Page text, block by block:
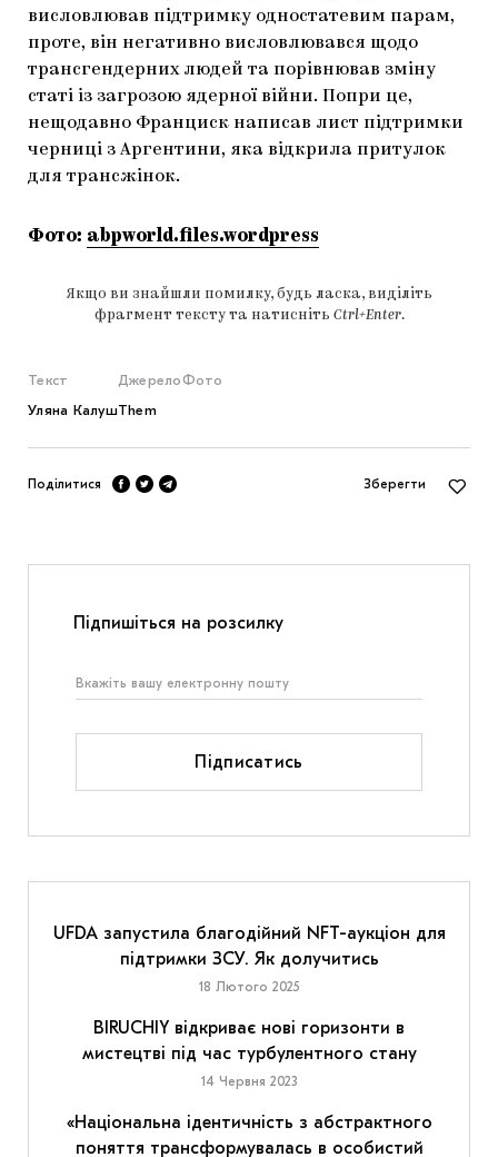
висловлював підтримку одностатевим парам,
проте, він негативно висловлювався щодо
трансгендерних людей та порівнював зміну
статі із загрозою ядерної війни. Попри це,
нещодавно Франциск написав лист підтримки
черниці з Аргентини, яка відкрила притулок
для трансжінок.
Фото: abpworld.files.wordpress
Якщо ви знайшли помилку, будь ласка, виділіть
фрагмент тексту та натисніть Ctrl+Enter.
Текст
Уляна Калуш
Джерело
Them
Фото
Поділитися Зберегти
Підпишіться на розсилку
Підписатись
UFDA запустила благодійний NFT-аукціон для
підтримки ЗСУ. Як долучитись
18 Лютого 2025
BIRUCHIY відкриває нові горизонти в
мистецтві під час турбулентного стану
14 Червня 2023
«Національна ідентичність з абстрактного
поняття трансформувалась в особистий